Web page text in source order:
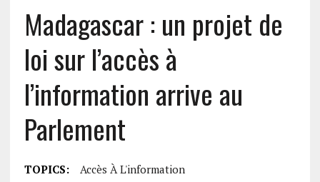
Madagascar : un projet de
loi sur l’accès à
l’information arrive au
Parlement
TOPICS:
Accès À L'information